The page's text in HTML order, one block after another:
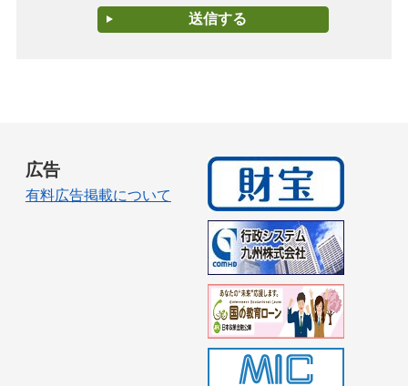
広告
有料広告掲載について